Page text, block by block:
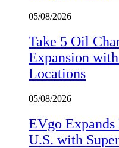
05/08/2026
Take 5 Oil
Expansion
Locations
05/08/2026
EVgo
U.S. with